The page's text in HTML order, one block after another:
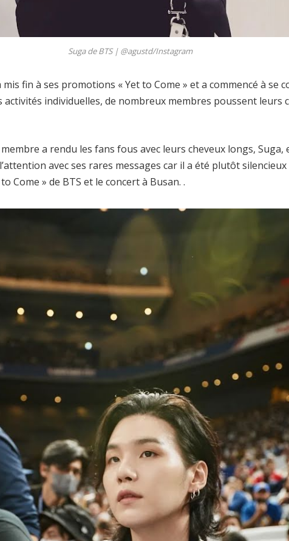
Suga de BTS | @agustd/Instagram
mis fin à ses promotions « Yet to Come » et a commencé à se
individuelles, de nombreux membres poussent leurs
a rendu les fans fous avec leurs cheveux longs, Suga,
avec ses rares messages car il a été plutôt silencieux
Come » de BTS et le concert à Busan. .